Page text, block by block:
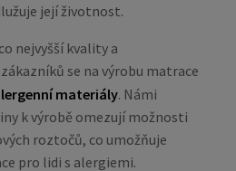
její životnost.
nejvyšší kvality a
se na výrobu matrace
materiály. Námi
k výrobě omezují možnosti
roztočů, co umožňuje
pro lidi s alergiemi.